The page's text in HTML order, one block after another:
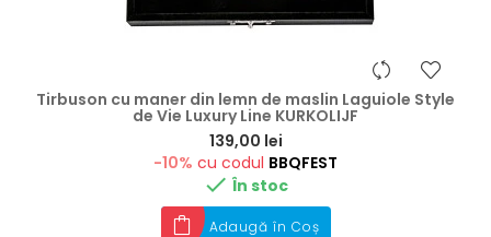
Tirbuson cu maner din lemn de maslin Laguiole Style
de Vie Luxury Line KURKOLIJF
139,00 lei
-10% cu codul BBQFEST
 În stoc
Adaugă în Coș